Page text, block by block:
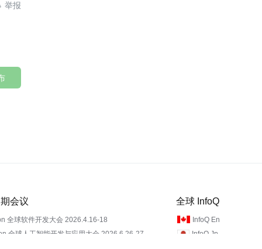
会议
全球软件开发大会 2026.4.16-18
全球人工智能开发与应用大会 2026.6.26-27
全球 InfoQ
InfoQ En
InfoQ Jp